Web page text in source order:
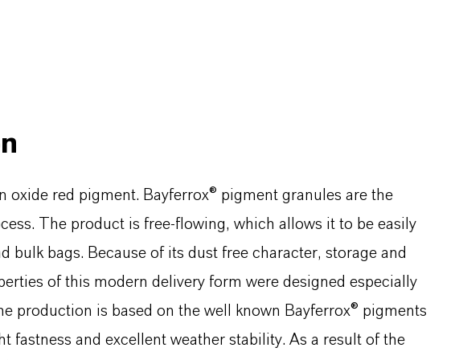
oxide red pigment. Bayferrox® pigment granules are the
The product is free-flowing, which allows it to be easily
bulk bags. Because of its dust free character, storage and
of this modern delivery form were designed especially
production is based on the well known Bayferrox® pigments
fastness and excellent weather stability. As a result of the